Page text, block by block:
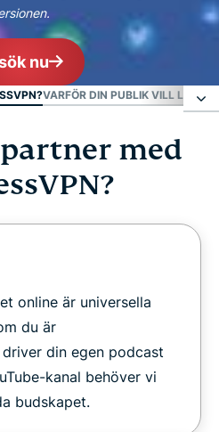
nu
VARFÖR DIN PUBLIK VILL LÄRA
ExpressVPN?
sig om ExpressVPN
med
online är universella
du är
din egen podcast
kanal behöver vi
budskapet.